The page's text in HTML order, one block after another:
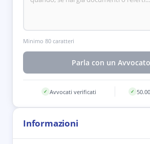
Minimo 80 caratteri
Parla con un Avvocato
✓ Avvocati verificati ✓
Informazioni